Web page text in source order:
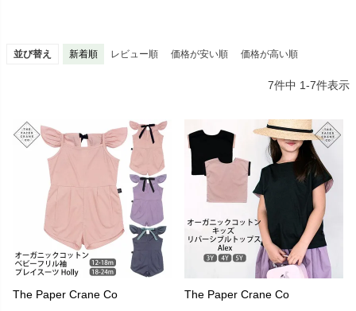
多い）」を大切にしています。
両親が小さな子供たちをスタイリッシュに見せつつ、あらゆる場面
で様々な方法で組み合わせて着用できるようデザインされていま
おしゃれな色使いやヨーロピアンな細やかなデザインでありなが
ら、機能性を兼ね備えた商品が魅力です。
母親としての経験を活かし、細部まで工夫された商品になっていま
並び替え 新着順 レビュー順 価格が安い順 価格が高い順
7件中 1-7件表示
The Paper Crane Co
The Paper Crane Co